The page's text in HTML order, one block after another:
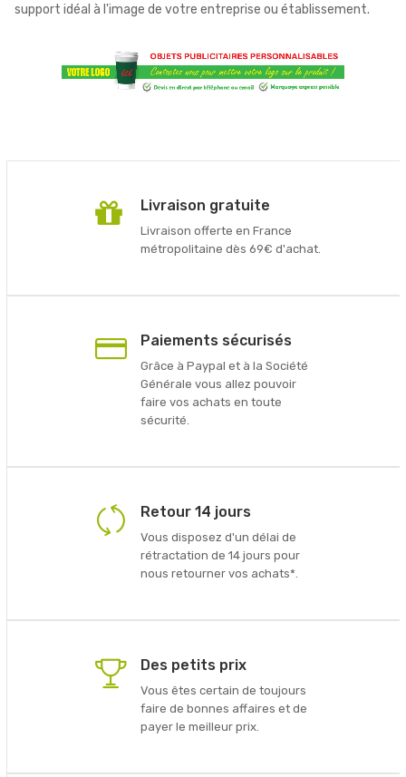
support idéal à l'image de votre entreprise ou établissement.
Livraison gratuite
Livraison offerte en France
métropolitaine dès 69€ d'achat.
Paiements sécurisés
Grâce à Paypal et à la Société
Générale vous allez pouvoir
faire vos achats en toute
sécurité.
Retour 14 jours
Vous disposez d'un délai de
rétractation de 14 jours pour
nous retourner vos achats*.
Des petits prix
Vous êtes certain de toujours
faire de bonnes affaires et de
payer le meilleur prix.